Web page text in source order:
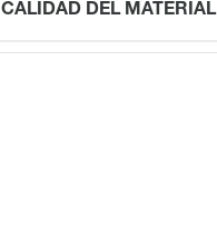
CALIDAD DEL MATERIAL